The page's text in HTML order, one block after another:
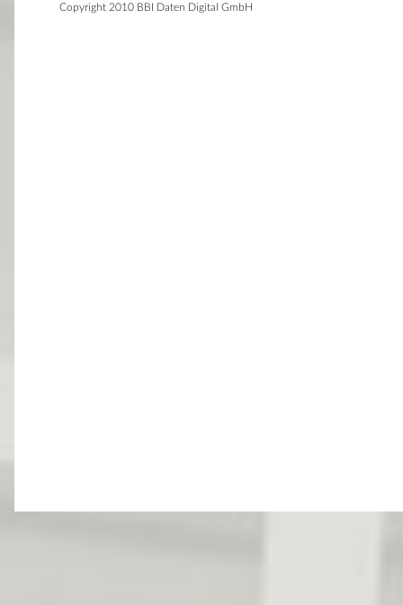
Copyright 2010 BBI Daten Digital GmbH